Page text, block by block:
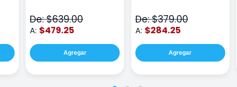
De: $639.00
A: $479.25
Agregar
De: $379.00
A: $284.25
Agregar